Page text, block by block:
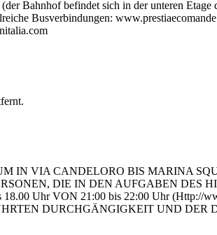
Bahnhof befindet sich in der unteren
Busverbindungen:
IN VIA CANDELORO BIS MARINA
DIE IN DEN AUFGABEN DES
Uhr VON 21:00 bis 22:00 Uhr (Http://
DURCHGÄNGIGKEIT UND DER